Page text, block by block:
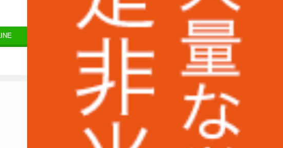
トランスコスモス株式会社様
Appier Japan株式会社様
株式会社ラクーンホールディングス様